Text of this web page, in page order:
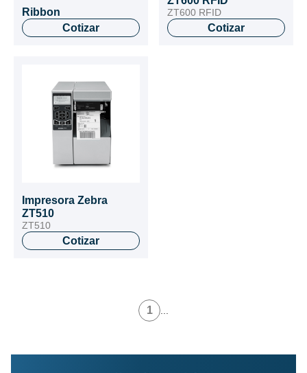
Ribbon
Cotizar
ZT600 RFID
Cotizar
Impresora Zebra
ZT510
ZT510
Cotizar
1